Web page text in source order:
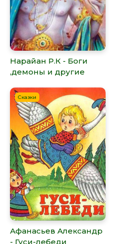
Нарайан Р.К - Боги
,демоны и другие
Сказки
Афанасьев Александр
- Гуси-лебеди